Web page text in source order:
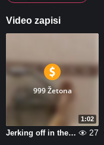
Video zapisi
1:02
999 Žetona
Jerking off in the bathroom 27